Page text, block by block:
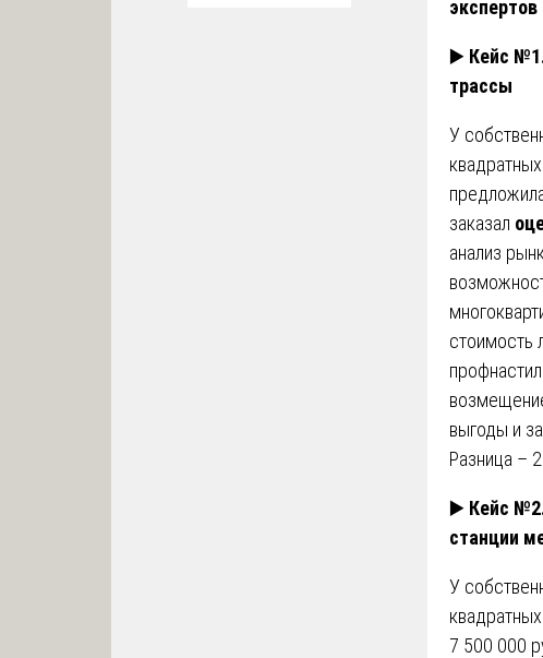
экспертов
▶️ Кейс
трассы
У
заказал
анализ
стоимость
выгоды и
Разница –
▶️ Кейс
станции
У
7 500 000